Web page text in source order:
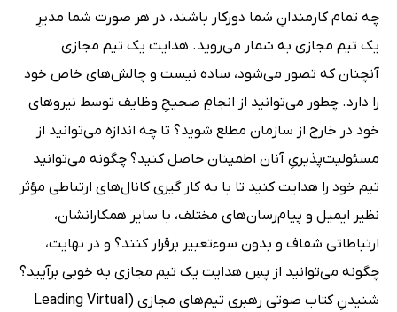
چه تمام کارمندانِ شما دورکار باشند، در هر صورت شما مدیرِ
یک تیم مجازی به شمار می‌روید. هدایت یک تیم مجازی
آنچنان که تصور می‌شود، ساده نیست و چالش‌های خاص خود
را دارد. چطور می‌توانید از انجامِ صحیحِ وظایف توسط نیروهای
خود در خارج از سازمان مطلع شوید؟ تا چه اندازه می‌توانید از
مسئولیت‌پذیریِ آنان اطمینان حاصل کنید؟ چگونه می‌توانید
تیم خود را هدایت کنید تا با به کار گیری کانال‌های ارتباطی مؤثر
نظیر ایمیل و پیام‌رسان‌های مختلف، با سایر همکارانشان،
ارتباطاتی شفاف و بدون سوءتعبیر برقرار کنند؟ و در نهایت،
چگونه می‌توانید از پسِ هدایت یک تیم مجازی به خوبی برآیید؟
شنیدنِ کتاب صوتی رهبری تیم‌های مجازی (Leading Virtual